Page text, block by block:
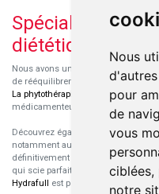
Nous
pour
de
vous
ciblées,
notre
Spécialisation
diététique
Nous avons un engouement
de rééquilibrer des carences ou
La phytothérapie
l'aromathérapie
médicamenteux lorsqu'ils sont bien
Découvrez également les protéines
notamment au sein de la gamme
définitivement axée sur le choix
qui scie parfaitement aux besoins
Hydrafull est pensée pour une